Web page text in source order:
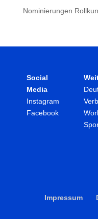
Nominierungen
Social
Media
Instagram
Facebook
Impressum